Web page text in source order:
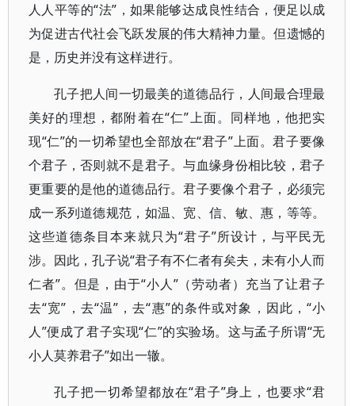
人人平等的“法”，如果能够达成良性结合，便足以成
为促进古代社会飞跃发展的伟大精神力量。但遗憾的
是，历史并没有这样进行。
孔子把人间一切最美的道德品行，人间最合理最
美好的理想，都附着在“仁”上面。同样地，他把实
现“仁”的一切希望也全部放在“君子”上面。君子要像
个君子，否则就不是君子。与血缘身份相比较，君子
更重要的是他的道德品行。君子要像个君子，必须完
成一系列道德规范，如温、宽、信、敏、惠，等等。
这些道德条目本来就只为“君子”所设计，与平民无
涉。因此，孔子说“君子有不仁者有矣夫，未有小人而
仁者”。但是，由于“小人”（劳动者）充当了让君子
去“宽”，去“温”，去“惠”的条件或对象，因此，“小
人”便成了君子实现“仁”的实验场。这与孟子所谓“无
小人莫养君子”如出一辙。
孔子把一切希望都放在“君子”身上，也要求“君